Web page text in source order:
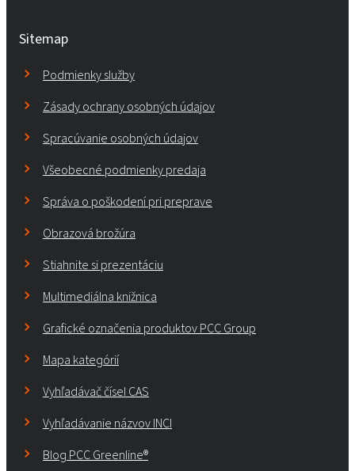
Sitemap
Podmienky služby
Zásady ochrany osobných údajov
Spracúvanie osobných údajov
Všeobecné podmienky predaja
Správa o poškodení pri preprave
Obrazová brožúra
Stiahnite si prezentáciu
Multimediálna knižnica
Grafické označenia produktov PCC Group
Mapa kategórií
Vyhľadávač čísel CAS
Vyhľadávanie názvov INCI
Blog PCC Greenline®